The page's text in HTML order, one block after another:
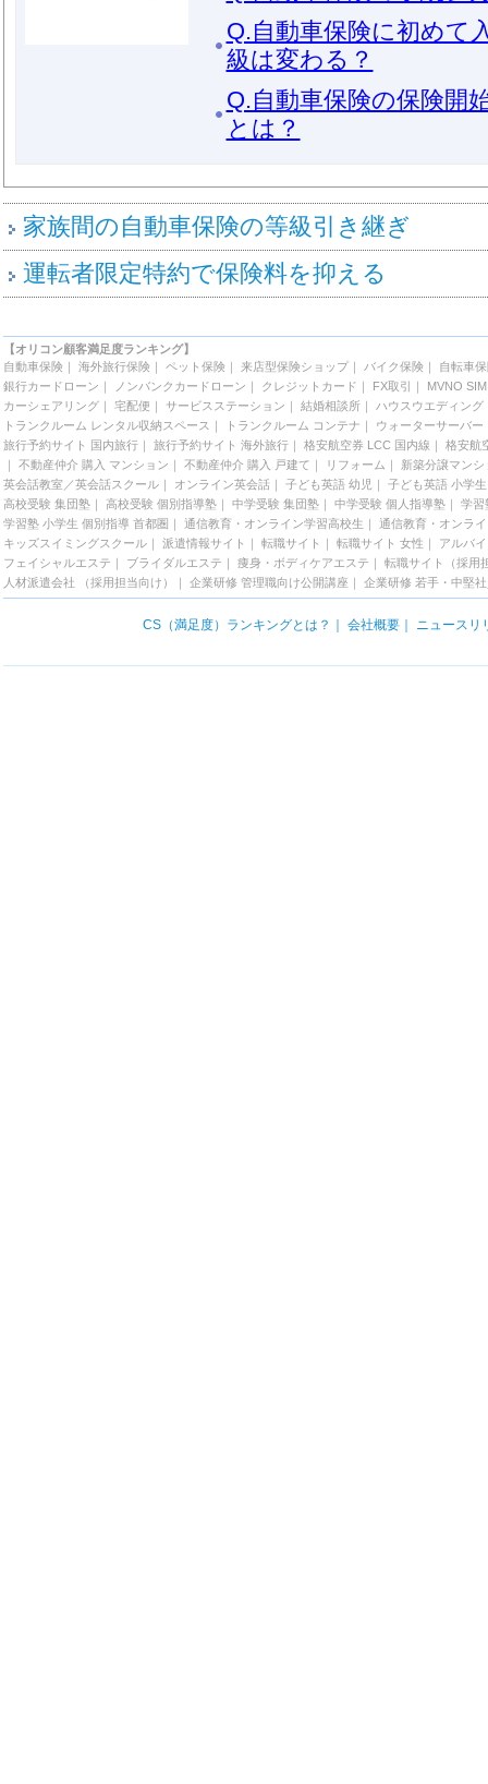
Q.自動車保険に初めて
級は変わる？
Q.自動車保険の保険開
とは？
家族間の自動車保険の等級引き継ぎ
運転者限定特約で保険料を抑える
【オリコン顧客満足度ランキング】
自動車保険｜ 海外旅行保険｜ ペット保険｜ 来店型保険ショップ｜ バイク保険｜
自転車
銀行カードローン ｜ ノンバンクカードローン ｜ クレジットカード ｜ FX取引 ｜ MVNO SIM
カーシェアリング｜ 宅配便 ｜ サービスステーション ｜ 結婚相談所｜ ハウスウエディング
トランクルーム レンタル収納スペース ｜ トランクルーム コンテナ ｜ ウォーターサーバー
旅行予約サイト 国内旅行｜ 旅行予約サイト 海外旅行｜ 格安航空券 LCC 国内線 ｜ 格安航
｜ 不動産仲介 購入 マンション ｜ 不動産仲介 購入 戸建て ｜ リフォーム ｜
新築分譲マンシ
英会話教室／英会話スクール｜ オンライン英会話 ｜ 子ども英語 幼児 ｜ 子ども英語 小学生
高校受験 集団塾｜ 高校受験 個別指導塾｜ 中学受験 集団塾｜ 中学受験 個人指導塾｜ 学習
学習塾 小学生 個別指導 首都圏 ｜ 通信教育・オンライン学習高校生 ｜
通信教育・オンラ
キッズスイミングスクール｜ 派遣情報サイト ｜ 転職サイト ｜ 転職サイト 女性 ｜
アルバ
フェイシャルエステ ｜ ブライダルエステ ｜ 痩身・ボディケアエステ ｜ 転職サイト（採用
人材派遣会社 （採用担当向け）
｜ 企業研修 管理職向け公開講座 ｜ 企業研修 若手・中堅
CS（満足度）ランキングとは？ 会社概要｜ ニュースリ